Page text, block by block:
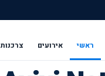
ראשי אירועים צרכנות